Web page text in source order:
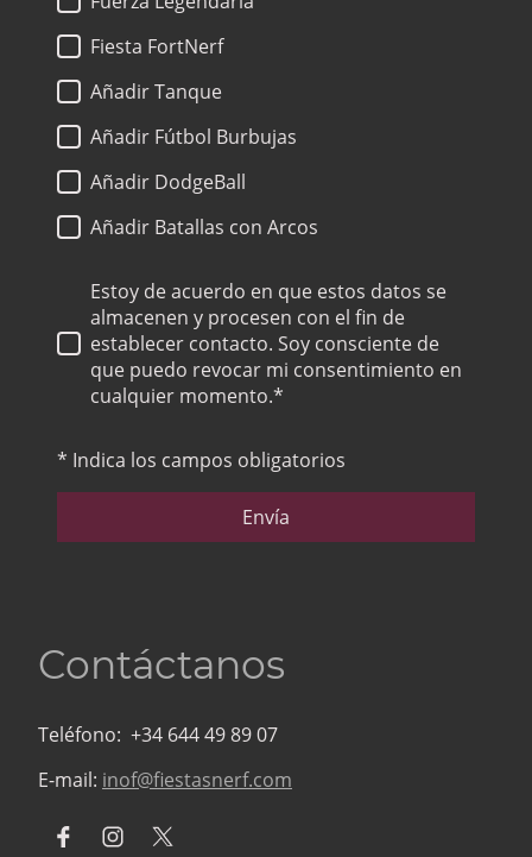
Fiesta FortNerf
Añadir Tanque
Añadir Fútbol Burbujas
Añadir DodgeBall
Añadir Batallas con Arcos
Estoy de acuerdo en que estos datos se
almacenen y procesen con el fin de
establecer contacto. Soy consciente de
que puedo revocar mi consentimiento en
cualquier momento.*
* Indica los campos obligatorios
Envía
Contáctanos
Teléfono: +34 644 49 89 07
E-mail: inof@fiestasnerf.com